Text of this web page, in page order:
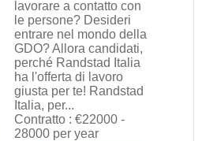
lavorare a contatto con
le persone? Desideri
entrare nel mondo della
GDO? Allora candidati,
perché Randstad Italia
ha l'offerta di lavoro
giusta per te! Randstad
Italia, per...
Contratto : €22000 -
28000 per year